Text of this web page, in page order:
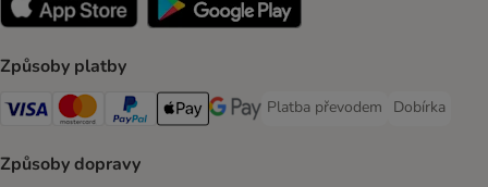
Způsoby platby
Visa Payment Method
mastercard Payment Method
PayPal Payment Method
Apple pay Payment Method
Google Pay Payment Method
Platba převodem
Platba převodem Payment
Dobírka
Dobírka
Způsoby dopravy